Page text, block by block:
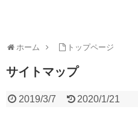
ホーム トップページ
サイトマップ
2019/3/7 2020/1/21